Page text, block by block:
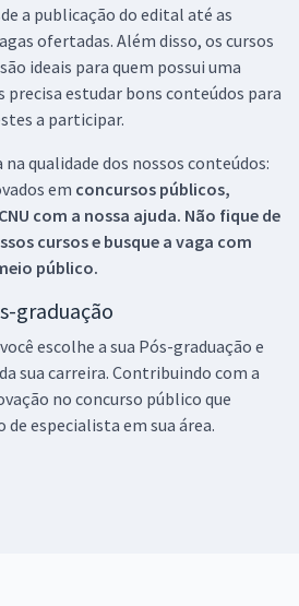
a publicação do edital até as
ofertadas. Além disso, os cursos
ideais para quem possui uma
estudar bons conteúdos para
a participar.
qualidade dos nossos conteúdos:
em concursos públicos,
com a nossa ajuda. Não fique de
cursos e busque a vaga com
público.
graduação
escolhe a sua Pós-graduação e
sua carreira. Contribuindo com a
no concurso público que
especialista em sua área.